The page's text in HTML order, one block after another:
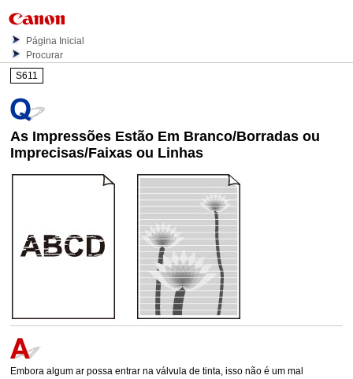
Página Inicial
Procurar
S611
As Impressões Estão Em Branco/Borradas ou
Imprecisas/Faixas ou Linhas
Embora algum ar possa entrar naválvula de tinta, isso não é um mal